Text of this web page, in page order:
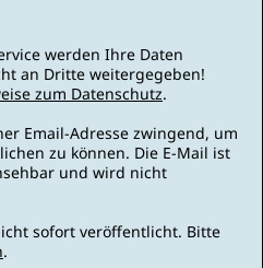
werden Ihre Daten
an Dritte weitergegeben!
zum Datenschutz.
Email-Adresse zwingend, um
zu können. Die E-Mail ist
und wird nicht
sofort veröffentlicht. Bitte
.